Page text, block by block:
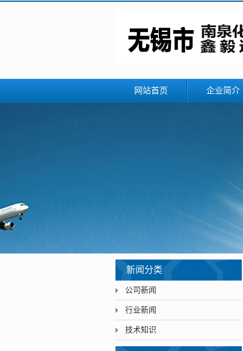
网站首页 企业简介
新闻分类
公司新闻
行业新闻
技术知识